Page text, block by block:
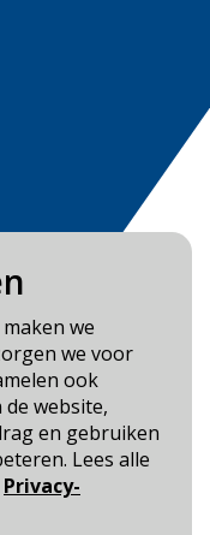
we
we voor
ook
website,
en gebruiken
Lees alle
Privacy-